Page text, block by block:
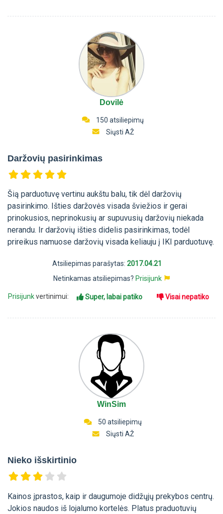
Dovilė
150 atsiliepimų
Siųsti AŽ
Daržovių pasirinkimas
Šią parduotuvę vertinu aukštu balu, tik dėl daržovių
pasirinkimo. Išties daržovės visada šviežios ir gerai
prinokusios, neprinokusių ar supuvusių daržovių niekada
nerandu. Ir daržovių išties didelis pasirinkimas, todėl
prireikus namuose daržovių visada keliauju į IKI parduotuvę.
Atsiliepimas parašytas: 2017.04.21
Netinkamas atsiliepimas? Prisijunk
Prisijunkvertinimui: Super, labai patiko Visai nepatiko
WinSim
50 atsiliepimų
Siųsti AŽ
Nieko išskirtinio
Kainos įprastos, kaip ir daugumoje didžųjų prekybos centrų.
Jokios naudos iš lojalumo kortelės. Platus praduotuvių